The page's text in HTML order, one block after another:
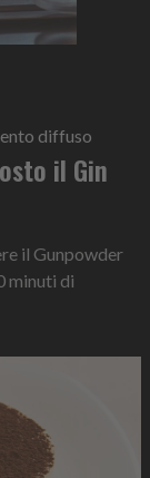
diffuso
il Gin
il Gunpowder
minuti di